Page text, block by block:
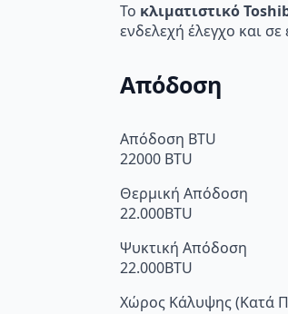
Το κλιματιστικό
ενδελεχή έλεγχο και
Απόδοση
Απόδοση BTU
22000 BTU
Θερμική Απόδοση
22.000BTU
Ψυκτική Απόδοση
22.000BTU
Χώρος Κάλυψης (Κατά